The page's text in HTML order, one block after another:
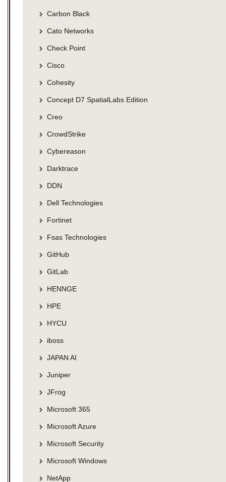
Carbon Black
Cato Networks
Check Point
Cisco
Cohesity
Concept D7 SpatialLabs Edition
Creo
CrowdStrike
Cybereason
Darktrace
DDN
Dell Technologies
Fortinet
Fsas Technologies
GitHub
GitLab
HENNGE
HPE
HYCU
iboss
JAPAN AI
Juniper
JFrog
Microsoft 365
Microsoft Azure
Microsoft Security
Microsoft Windows
NetApp